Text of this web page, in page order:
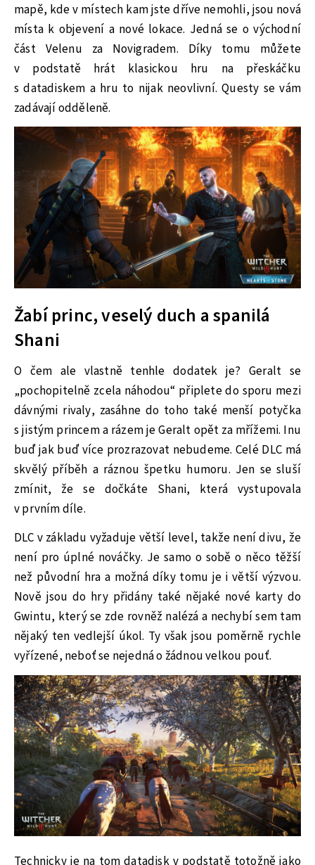
mapě, kde v místech kam jste dříve nemohli, jsou nová
místa k objevení a nové lokace. Jedná se o východní
část Velenu za Novigradem. Díky tomu můžete
v podstatě hrát klasickou hru na přeskáčku
s datadiskem a hru to nijak neovlivní. Questy se vám
zadávají odděleně.
Žabí princ, veselý duch a spanilá
Shani
O čem ale vlastně tenhle dodatek je? Geralt se
„pochopitelně zcela náhodou“ připlete do sporu mezi
dávnými rivaly, zasáhne do toho také menší potyčka
s jistým princem a rázem je Geralt opět za mřížemi. Inu
buď jak buď více prozrazovat nebudeme. Celé DLC má
skvělý příběh a ráznou špetku humoru. Jen se sluší
zmínit, že se dočkáte Shani, která vystupovala
v prvním díle.
DLC v základu vyžaduje větší level, takže není divu, že
není pro úplné nováčky. Je samo o sobě o něco těžší
než původní hra a možná díky tomu je i větší výzvou.
Nově jsou do hry přidány také nějaké nové karty do
Gwintu, který se zde rovněž nalézá a nechybí sem tam
nějaký ten vedlejší úkol. Ty však jsou poměrně rychle
vyřízené, neboť se nejedná o žádnou velkou pouť.
Technicky je na tom datadisk v podstatě totožně jako